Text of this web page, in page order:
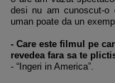
desi nu am cunoscut-o
uman poate da un
- Care este filmul pe
revedea fara sa te
- “Ingeri in America”.